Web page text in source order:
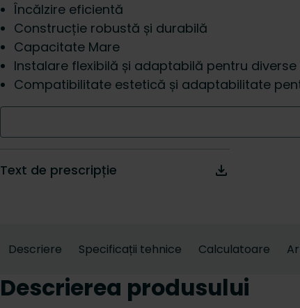
Încălzire eficientă
Construcție robustă și durabilă
Capacitate Mare
Instalare flexibilă și adaptabilă pentru
Compatibilitate estetică și adaptabilitate
Text de prescripție
Descriere Specificații tehnice Calculatoare
Descrierea produsului